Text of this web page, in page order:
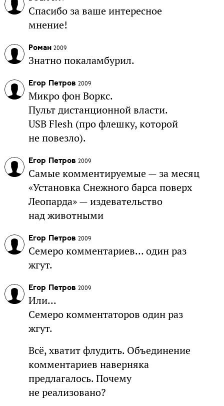
Спасибо за ваше интересное
мнение!
Роман 2009
Знатно покаламбурил.
Егор Петров 2009
Микро фон Воркс.
Пульт дистанционной власти.
USB Flesh (про флешку, которой
не повезло).
Егор Петров 2009
Самые комментируемые — за месяц
«Установка Снежного барса поверх
Леопарда» — издевательство
над животными
Егор Петров 2009
Семеро комментариев… один раз
жгут.
Егор Петров 2009
Или...
Семеро комментаторов один раз
жгут.
Всё, хватит флудить. Объединение
комментариев наверняка
предлагалось. Почему
не реализовано?